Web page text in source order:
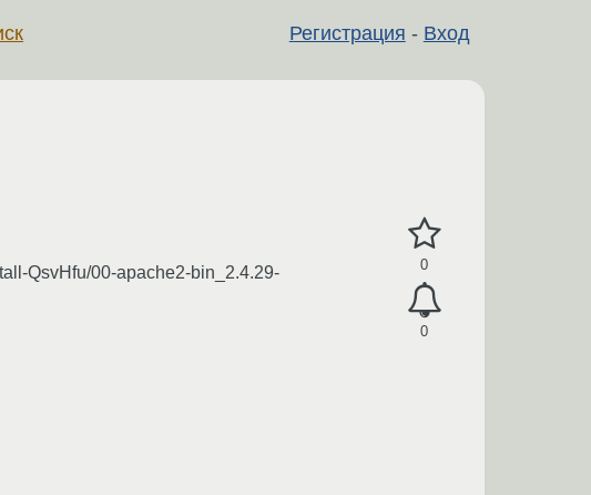
Регистрация - Вход
0
0
QsvHfu/00-apache2-bin_2.4.29-